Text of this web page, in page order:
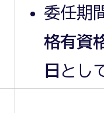
委任期
格有資
日 とし